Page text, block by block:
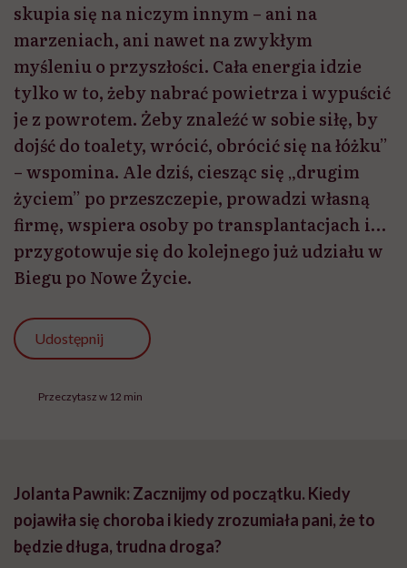
skupia się na niczym innym – ani na
marzeniach, ani nawet na zwykłym
myśleniu o przyszłości. Cała energia idzie
tylko w to, żeby nabrać powietrza i wypuścić
je z powrotem. Żeby znaleźć w sobie siłę, by
dojść do toalety, wrócić, obrócić się na łóżku”
– wspomina. Ale dziś, ciesząc się „drugim
życiem” po przeszczepie, prowadzi własną
firmę, wspiera osoby po transplantacjach i…
przygotowuje się do kolejnego już udziału w
Biegu po Nowe Życie.
Udostępnij
Przeczytasz w 12 min
Jolanta Pawnik: Zacznijmy od początku. Kiedy
pojawiła się choroba i kiedy zrozumiała pani, że to
będzie długa, trudna droga?